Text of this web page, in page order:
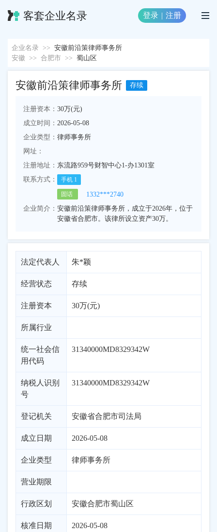
客套企业名录 登录 | 注册
企业名录 >> 安徽前沿策律师事务所
安徽
>> 合肥市 >> 蜀山区
安徽前沿策律师事务所 存续
注册资本： 30万(元)
成立时间： 2026-05-08
企业类型： 律师事务所
网址：
注册地址： 东流路959号财智中心1-办1301室
联系方式：
手机 1
固话
1332***2740
企业简介： 安徽前沿策律师事务所，成立于2026年，位于
安徽省合肥市。该律所设立资产30万。
法定代表人 朱*颖
经营状态 存续
注册资本 30万(元)
所属行业
统一社会信
用代码
31340000MD8329342W
纳税人识别
号
31340000MD8329342W
登记机关 安徽省合肥市司法局
成立日期 2026-05-08
企业类型 律师事务所
营业期限
行政区划 安徽合肥市蜀山区
核准日期 2026-05-08